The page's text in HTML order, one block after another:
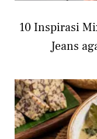
10 Inspirasi
Jeans